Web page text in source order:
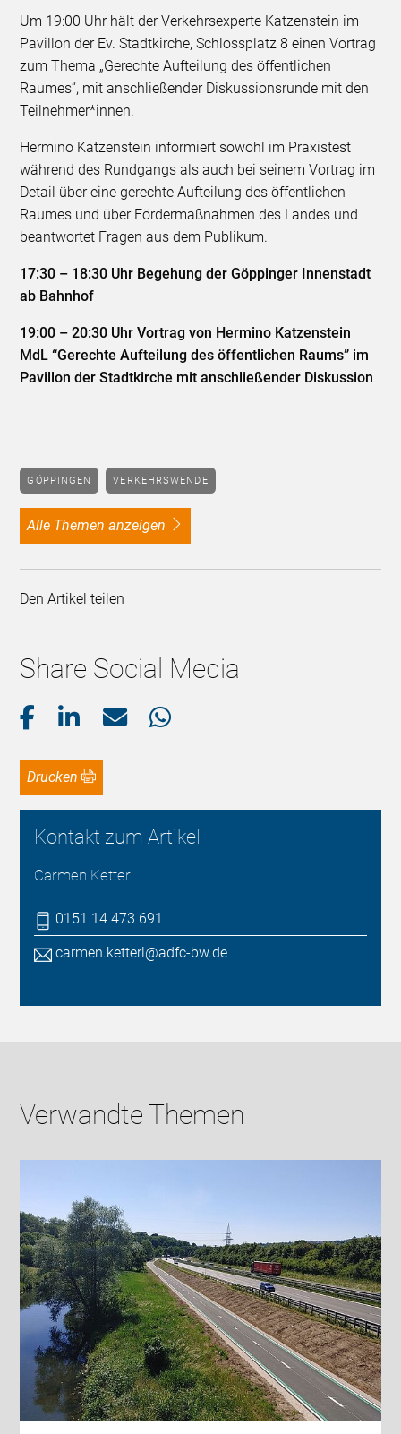
Um 19:00 Uhr hält der Verkehrsexperte Katzenstein im
Pavillon der Ev. Stadtkirche, Schlossplatz 8 einen Vortrag
zum Thema „Gerechte Aufteilung des öffentlichen
Raumes“, mit anschließender Diskussionsrunde mit den
Teilnehmer*innen.
Hermino Katzenstein informiert sowohl im Praxistest
während des Rundgangs als auch bei seinem Vortrag im
Detail über eine gerechte Aufteilung des öffentlichen
Raumes und über Fördermaßnahmen des Landes und
beantwortet Fragen aus dem Publikum.
17:30 – 18:30 Uhr Begehung der Göppinger Innenstadt
ab Bahnhof
19:00 – 20:30 Uhr Vortrag von Hermino Katzenstein
MdL “Gerechte Aufteilung des öffentlichen Raums” im
Pavillon der Stadtkirche mit anschließender Diskussion
GÖPPINGEN VERKEHRSWENDE
alle Themen anzeigen
Den Artikel teilen
Share Social Media
Drucken
Kontakt zum Artikel
Carmen Ketterl
0151 14 473 691
carmen.ketterl@adfc-bw.de
Verwandte Themen